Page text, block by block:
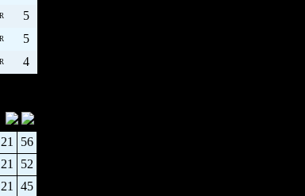
5
5
4
21
56
21
52
21
45